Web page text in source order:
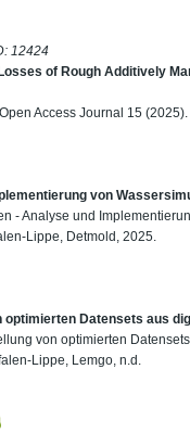
12424
of Rough Additively
Access Journal 15 (2025).
von
- Analyse und
Lippe, Detmold, 2025.
Datensets aus
von optimierten
Lippe, Lemgo, n.d.